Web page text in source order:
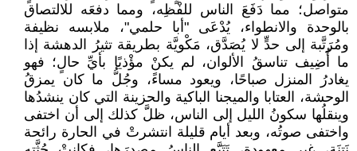
متواصل؛ مما دَفَعَ الناس للفْظِه، ومما دفعَه للالتصاق
بالوحدة والانطواء، يُدْعَى "أبا حلمي"، ملابسه نظيفة
ومُرَتَّبة إلى حدٍّ لا يُصَدَّق، مَكْويَّة بطريقة تثيرُ الدهشة إذا
ما أُضِيف تناسقُ الألوان، لم يكنْ مؤْذيًا بأيِّ حالٍ؛ فهو
يغادرُ المنزل صباحًا، ويعود مساءً، وجُلُّ ما كان يمزقُ
الوحشة، العتابا والميجنا الباكية والحزينة التي كان ينشدُها
وينقلُها سكونُ الليل إلى الناس، ظلَّ كذلك إلى أن اختفى
واختفى صوتُه، وبعد أيام قليلة انتشرتْ في الحارة رائحة